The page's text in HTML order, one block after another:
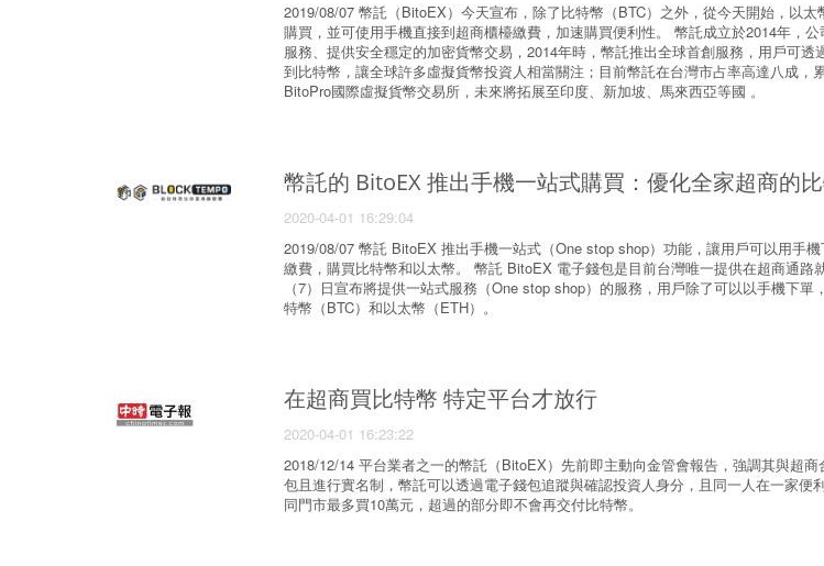
2019/08/07 幣託（BitoEX）今天宣布，除了比特幣（BTC）之外，從今天開始，以
購買，並可使用手機直接到超商櫃檯繳費，加速購買便利性。 幣託成立於2014年，
服務、提供安全穩定的加密貨幣交易，2014年時，幣託推出全球首創服務，用戶可透
到比特幣，讓全球許多虛擬貨幣投資人相當關注；目前幣託在台灣市占率高達八成，
BitoPro國際虛擬貨幣交易所，未來將拓展至印度、新加坡、馬來西亞等國 。
幣託的 BitoEX 推出手機一站式購買：優化全家超商的
2020-04-01 16:29:04
2019/08/07 幣託 BitoEX 推出手機一站式（One stop shop）功能，讓用戶可以用手
繳費，購買比特幣和以太幣。 幣託 BitoEX 電子錢包是目前台灣唯一提供在超商通路
（7）日宣布將提供一站式服務（One stop shop）的服務，用戶除了可以以手機下
特幣（BTC）和以太幣（ETH）。
在超商買比特幣 特定平台才放行
2020-04-01 16:23:22
2018/12/14 平台業者之一的幣託（BitoEX）先前即主動向金管會報告，強調其與超
包且進行實名制，幣託可以透過電子錢包追蹤與確認投資人身分，且同一人在一家便
同門市最多買10萬元，超過的部分即不會再交付比特幣。